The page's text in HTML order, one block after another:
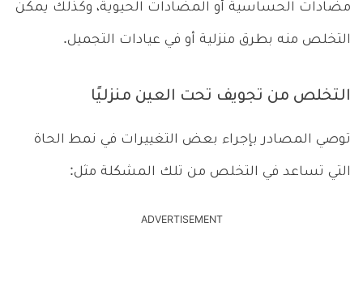
مضادات الحساسية أو المضادات الحيوية، وكذلك يمكن
التخلص منه بطرق منزلية أو في عيادات التجميل.
التخلص من تجويف تحت العين منزليًا
توصي المصادر بإجراء بعض التغييرات في نمط الحاة
التي تساعد في التخلص من تلك المشكلة مثل:
ADVERTISEMENT